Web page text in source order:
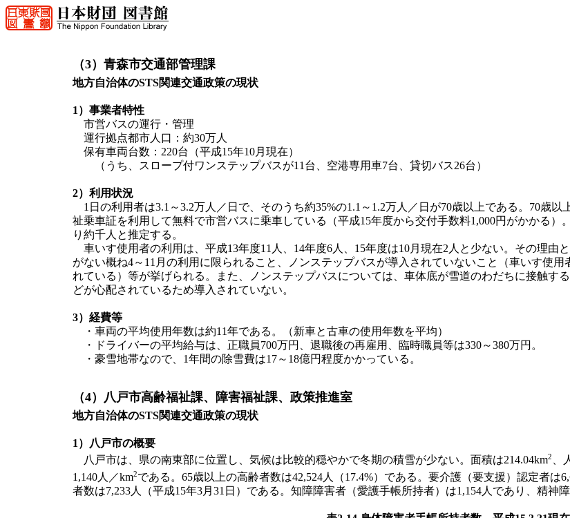
（3）青森市交通部管理課
地方自治体のSTS関連交通政策の現状
1）事業者特性
市営バスの運行・管理
運行拠点都市人口：約30万人
保有車両台数：220台（平成15年10月現在）
（うち、スロープ付ワンステップバスが11台、空港専用車7台、貸切バス26台）
2）利用状況
1日の利用者は3.1～3.2万人／日で、そのうち約35%の1.1～1.2万人／日が70歳以上である。70歳
祉乗車証を利用して無料で市営バスに乗車している（平成15年度から交付手数料1,000円がかかる
り約千人と推定する。
車いす使用者の利用は、平成13年度11人、14年度6人、15年度は10月現在2人と少ない。その理由
がない概ね4～11月の利用に限られること、ノンステップバスが導入されていないこと（車いす使
れている）等が挙げられる。また、ノンステップバスについては、車体底が雪道のわだちに接触す
どが心配されているため導入されていない。
3）経費等
・車両の平均使用年数は約11年である。（新車と古車の使用年数を平均）
・ドライバーの平均給与は、正職員700万円、退職後の再雇用、臨時職員等は330～380万円。
・豪雪地帯なので、1年間の除雪費は17～18億円程度かかっている。
（4）八戸市高齢福祉課、障害福祉課、政策推進室
地方自治体のSTS関連交通政策の現状
1）八戸市の概要
八戸市は、県の南東部に位置し、気候は比較的穏やかで冬期の積雪が少ない。面積は214.04km2 、
1,140人／km2である。65歳以上の高齢者数は42,524人（17.4%）である。要介護（要支援）認定者は
者数は7,233人（平成15年3月31日）である。知障障害者（愛護手帳所持者）は1,154人であり、精神